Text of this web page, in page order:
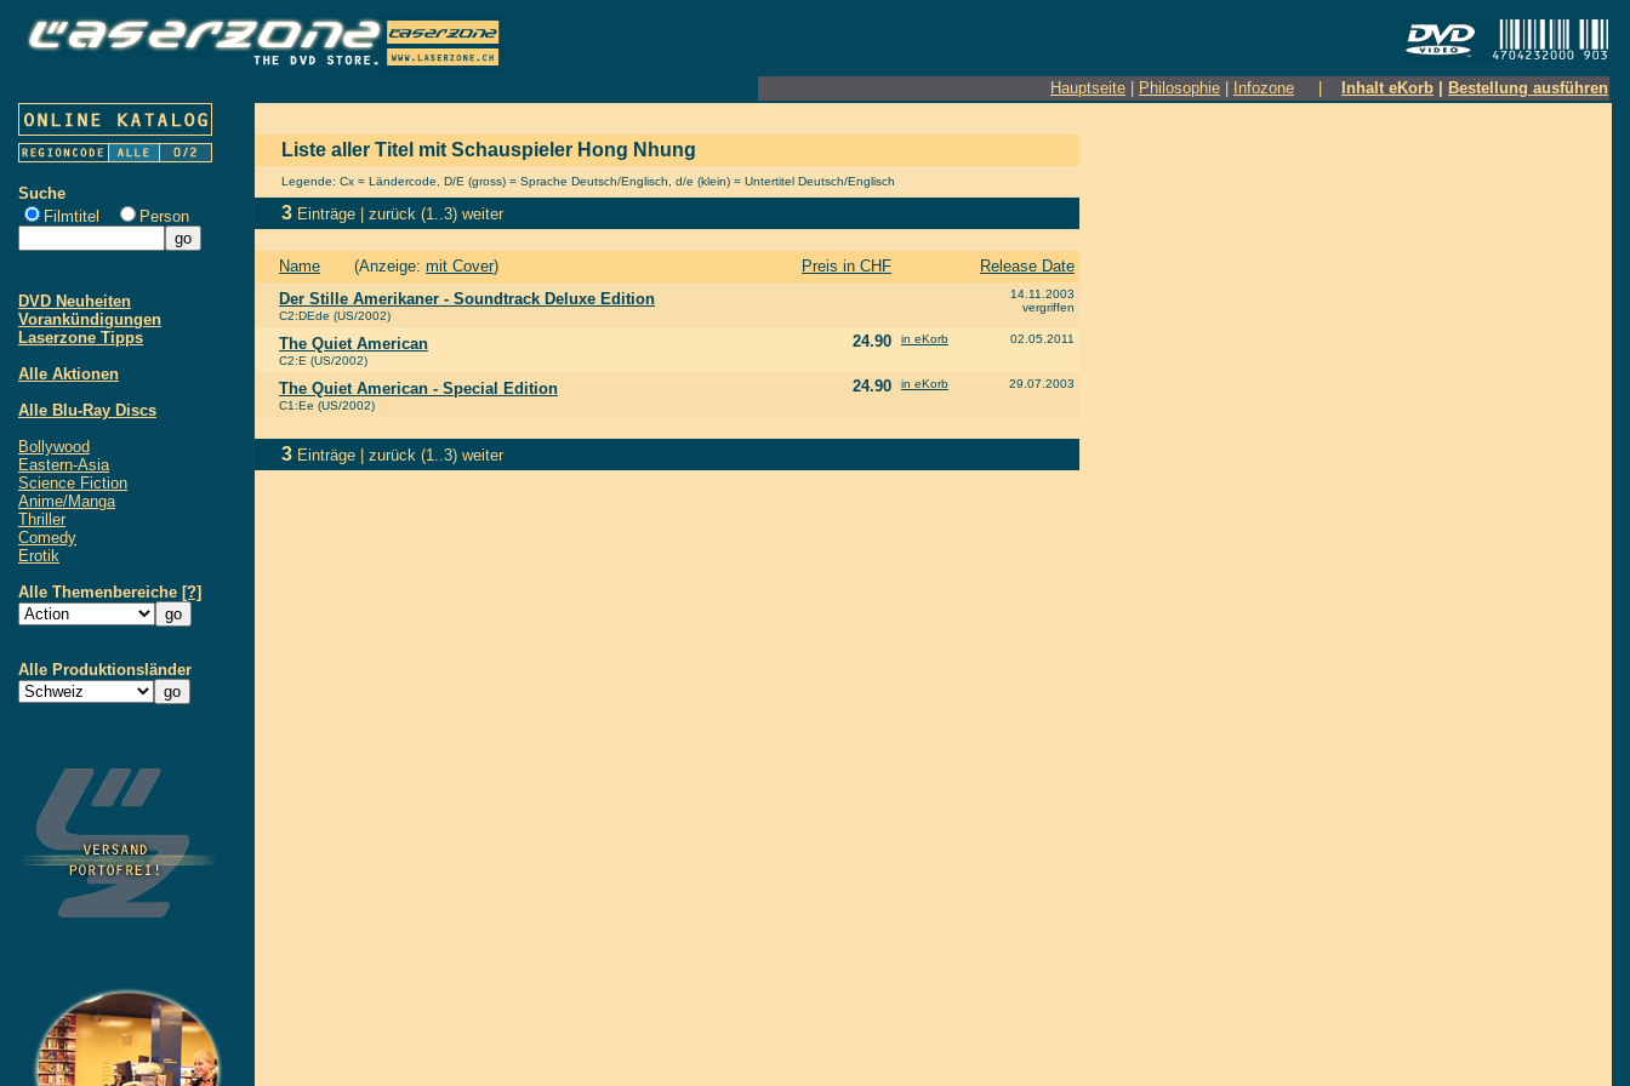
Hauptseite Philosophie Infozone Inhalt eKorb Bestellung ausführen
Suche
Filmtitel
Person
DVD Neuheiten
Vorankündigungen
Laserzone Tipps
Alle Aktionen
Alle Blu-Ray Discs
Bollywood
Eastern-Asia
Science Fiction
Anime/Manga
Thriller
Comedy
Erotik
Alle Themenbereiche [?]
Alle Produktionsländer
Liste aller Titel mit Schauspieler Hong Nhung
Legende: Cx = Ländercode, D/E (gross) = Sprache Deutsch/Englisch, d/e (klein) = Untertitel Deutsch/Englisch
3 Einträge | zurück (1..3) weiter
Name (Anzeige: mit Cover) Preis in CHF
Release Date
Der Stille Amerikaner - Soundtrack Deluxe Edition
C2:DEde (US/2002)
14.11.2003
vergriffen
The Quiet American
C2:E (US/2002)
24.90 in eKorb 02.05.2011
The Quiet American - Special Edition
C1:Ee (US/2002)
24.90 in eKorb 29.07.2003
3 Einträge | zurück (1..3) weiter